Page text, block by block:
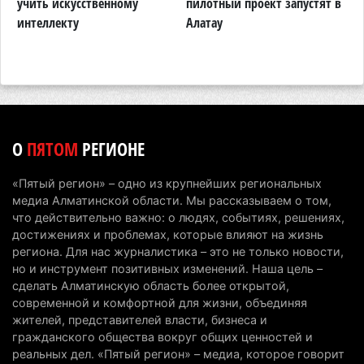
председателя административного суда
В Алматинской области второй день не могут
потушить пожар в Аксайском ущелье
4 августа 2026 г. 13:02 198
В Алматы приостановили лицензии 350
строительным компаниям
4 августа 2026 г. 12:06
интеллекту
Алатау
ОПЯТОМ РЕГИОНЕ
«Пятый регион» – одно из крупнейших региональных
медиа Алматинской области. Мы рассказываем о том,
что действительно важно: о людях, событиях, решениях,
достижениях и проблемах, которые влияют на жизнь
региона. Для нас журналистика – это не только новости,
но и инструмент позитивных изменений. Наша цель –
сделать Алматинскую область более открытой,
современной и комфортной для жизни, объединяя
жителей, представителей власти, бизнеса и
гражданского общества вокруг общих ценностей и
реальных дел. «Пятый регион» – медиа, которое говорит